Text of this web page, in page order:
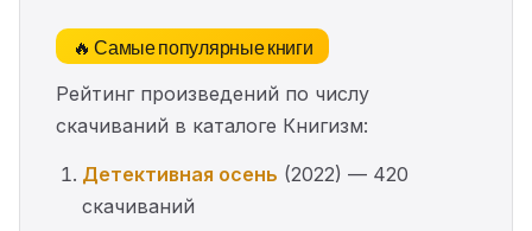
🔥 Самые популярные книги
Рейтинг произведений по числу
скачиваний в каталоге Книгизм:
Детективная осень (2022) — 420
скачиваний